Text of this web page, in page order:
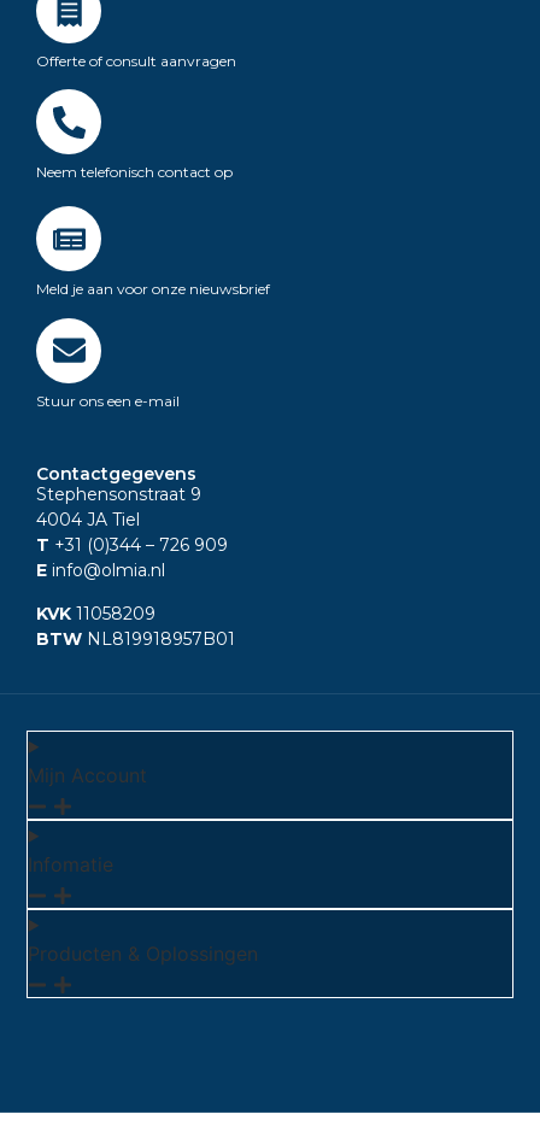
Offerte of consult aanvragen
Neem telefonisch contact op
Meld je aan voor onze nieuwsbrief
Stuur ons een e-mail
Contactgegevens
Stephensonstraat 9
4004 JA Tiel
T +31 (0)344 – 726 909
E info@olmia.nl
KVK 11058209
BTW NL819918957B01
Mijn Account
Infomatie
Producten & Oplossingen